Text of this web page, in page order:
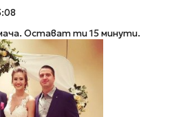
мача. Остават ти 15 минути.